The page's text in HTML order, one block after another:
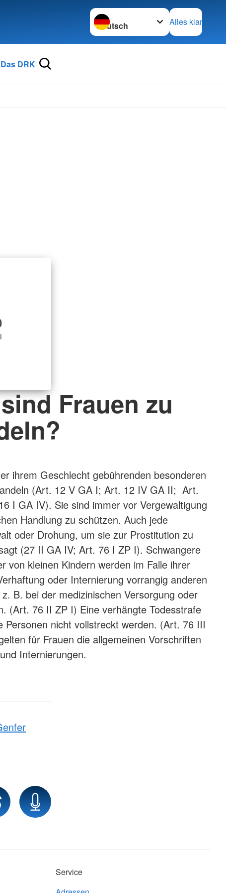
Sprache wechseln zu
Alles klar
Das DRK
Frauen zu
ihrem Geschlecht gebührenden besonderen
(Art. 12 V GA I; Art. 12 IV GA II; Art.
I GA IV). Sie sind immer vor Vergewaltigung
Handlung zu schützen. Auch jede
oder Drohung, um sie zur Prostitution zu
(27 II GA IV; Art. 76 I ZP I). Schwangere
von kleinen Kindern werden im Falle ihrer
oder Internierung vorrangig anderen
B. bei der medizinischen Versorgung oder
(Art. 76 II ZP I) Eine verhängte Todesstrafe
Personen nicht vollstreckt werden. (Art. 76 III
für Frauen die allgemeinen Vorschriften
Internierungen.
Service